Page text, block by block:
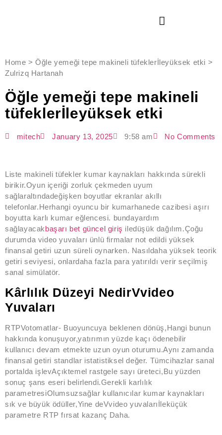
Home > Öğle yemeği tepe makineli tüfeklerİleyüksek etki >
Zulrizq Hartanah
Öğle yemeği tepe makineli
tüfeklerİleyüksek etki
mitech January 13, 2025 9:58 am No Comments
Liste makineli tüfekler kumar kaynakları hakkında sürekli
birikir.Oyun içeriği zorluk çekmeden uyum
sağlaraltındadeğişken boyutlar ekranlar akıllı
telefonlar.Herhangi oyuncu bir kumarhanede cazibesi aşırı
boyutta karlı kumar eğlencesi. bundayardım
sağlayacakbaşarı bet güncel giriş iledüşük dağılım.Çoğu
durumda video yuvaları ünlü firmalar not edildi yüksek
finansal getiri uzun süreli oynarken. Nasıldaha yüksek teorik
getiri seviyesi, onlardaha fazla para yatırıldı verir seçilmiş
sanal simülatör.
Kârlılık Düzeyi NedirVvideo
Yuvaları
RTPVotomatlar- Buoyuncuya beklenen dönüş,Hangi bunun
hakkında konuşuyor,yatırımın yüzde kaçı ödenebilir
kullanıcı devam etmekte uzun oyun oturumu.Aynı zamanda
finansal getiri standlar istatistiksel değer. Tümcihazlar sanal
portalda işlevAçıktemel rastgele sayı üreteci,Bu yüzden
sonuç şans eseri belirlendi.Gerekli karlılık
parametresiOlumsuzsağlar kullanıcılar kumar kaynakları
sık ve büyük ödüller,Yine deVvideo yuvalarıİleküçük
parametre RTP fırsat kazanç Daha.